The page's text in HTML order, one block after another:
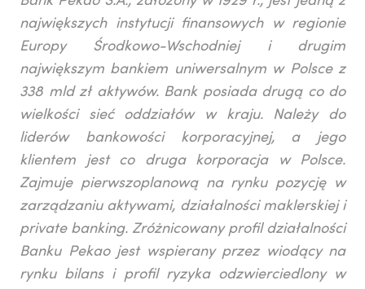
największych instytucji finansowych w regionie
Europy Środkowo-Wschodniej i drugim
największym bankiem uniwersalnym w Polsce z
338 mld zł aktywów. Bank posiada drugą co do
wielkości sieć oddziałów w kraju. Należy do
liderów bankowości korporacyjnej, a jego
klientem jest co druga korporacja w Polsce.
Zajmuje pierwszoplanową na rynku pozycję w
zarządzaniu aktywami, działalności maklerskiej i
private banking. Zróżnicowany profil działalności
Banku Pekao jest wspierany przez wiodący na
rynku bilans i profil ryzyka odzwierciedlony w